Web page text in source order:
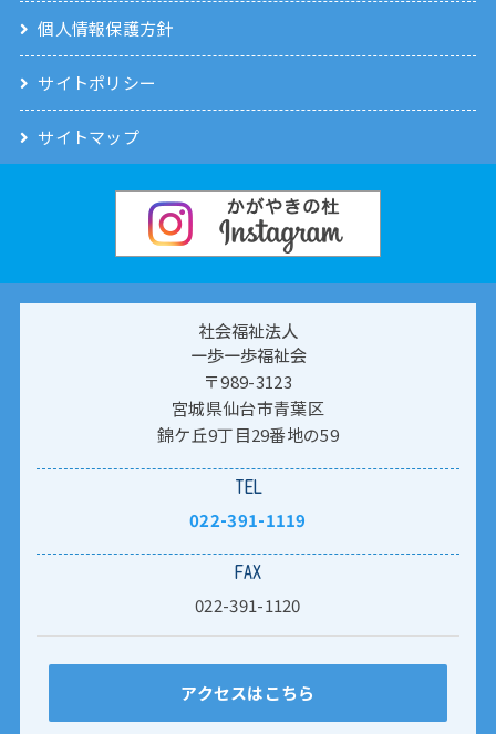
個人情報保護方針
サイトポリシー
サイトマップ
社会福祉法人
一歩一歩福祉会
〒989-3123
宮城県仙台市青葉区
錦ケ丘9丁目29番地の59
TEL
022-391-1119
FAX
022-391-1120
アクセスはこちら